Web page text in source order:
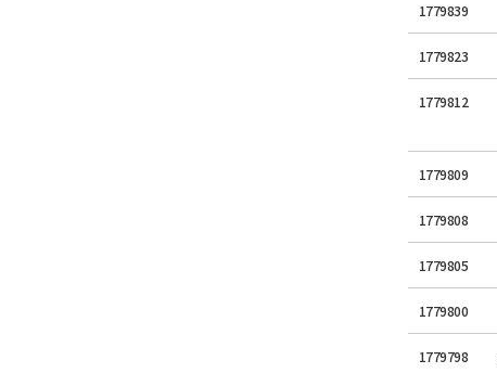
1779839
1779823
1779812
1779809
1779808
1779805
1779800
1779798